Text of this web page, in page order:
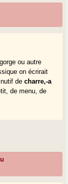
ou autre
on écrirait
decharre,-a
de menu, de